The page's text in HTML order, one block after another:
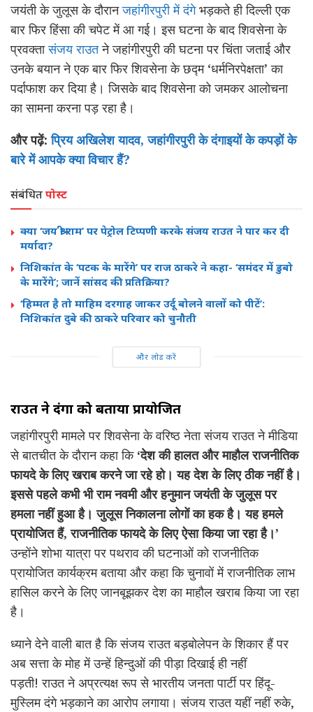
जयंती के जुलूस के दौरानजहांगीरपुरी में दंगेभड़कते ही दिल्ली एक
बार फिर हिंसा की चपेट में आ गई। इस घटना के बाद शिवसेना के
प्रवक्तासंजय राउतने जहांगीरपुरी की घटना पर चिंता जताई और
उनके बयान ने एक बार फिर शिवसेना के छद्म ‘धर्मनिरपेक्षता’ का
पर्दाफाश कर दिया है। जिसके बाद शिवसेना को जमकर आलोचना
का सामना करना पड़ रहा है।
और पढ़ें:प्रिय अखिलेश यादव, जहांगीरपुरी के दंगाइयों के कपड़ों के
बारे में आपके क्या विचार हैं?
संबंधितपोस्ट
क्या ‘जय श्री राम’ पर पेट्रोल टिप्पणी करके संजय राउत ने पार कर दी
मर्यादा?
निशिकांत के ‘पटक के मारेंगे’ पर राज ठाकरे ने कहा- ‘समंदर में डुबो
के मारेंगे’; जानें सांसद की प्रतिक्रिया?
‘हिम्मत है तो माहिम दरगाह जाकर उर्दू बोलने वालों को पीटें’:
निशिकांत दुबे की ठाकरे परिवार को चुनौती
और लोड करें
राउत ने दंगों को बताया प्रायोजित
जहांगीरपुरी मामले पर शिवसेना के वरिष्ठ नेता संजय राउत ने मीडिया
से बातचीत के दौरान कहा कि ‘देश की हालत और माहौल राजनीतिक
फायदे के लिए खराब करने जा रहे हो। यह देश के लिए ठीक नहीं है।
इससे पहले कभी भी राम नवमी और हनुमान जयंती के जुलूस पर
हमला नहीं हुआ है। जुलूस निकालना लोगों का हक है। यह हमले
प्रायोजित हैं, राजनीतिक फायदे के लिए ऐसा किया जा रहा है।’
उन्होंने शोभा यात्रा पर पथराव की घटनाओं को राजनीतिक
प्रायोजित कार्यक्रम बताया और कहा कि चुनावों में राजनीतिक लाभ
हासिल करने के लिए जानबूझकर देश का माहौल खराब किया जा रहा
है।
ध्याने देने वाली बात है कि संजय राउत बड़बोलेपन के शिकार हैं पर
अब सत्ता के मोह में उन्हें हिन्दुओं की पीड़ा दिखाई ही नहीं
पड़ती! राउत ने अप्रत्यक्ष रूप से भारतीय जनता पार्टी पर हिंदू-
मुस्लिम दंगे भड़काने का आरोप लगाया। संजय राउत यहीं नहीं रुके,